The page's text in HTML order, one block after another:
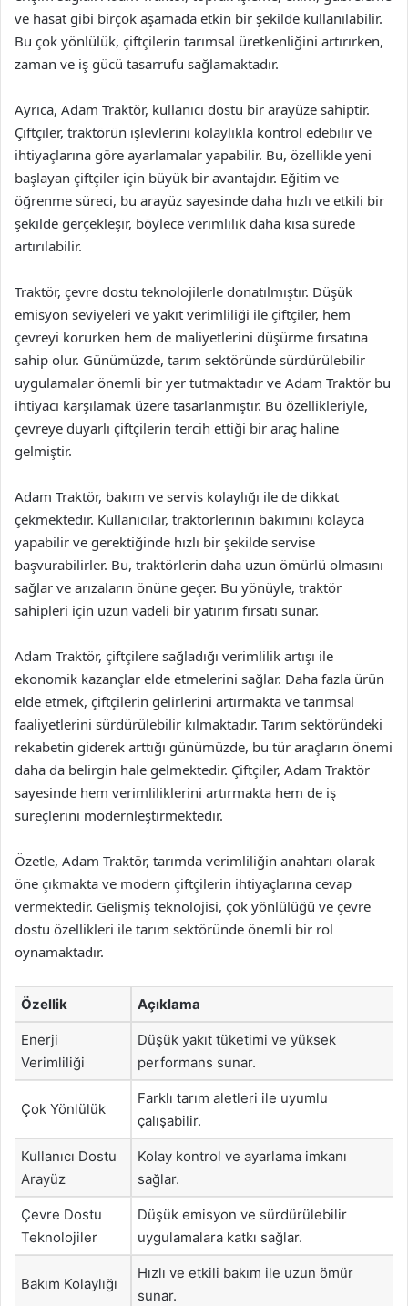
ve hasat gibi birçok aşamada etkin bir şekilde kullanılabilir.
Bu çok yönlülük, çiftçilerin tarımsal üretkenliğini artırırken,
zaman ve iş gücü tasarrufu sağlamaktadır.
Ayrıca, Adam Traktör, kullanıcı dostu bir arayüze sahiptir.
Çiftçiler, traktörün işlevlerini kolaylıkla kontrol edebilir ve
ihtiyaçlarına göre ayarlamalar yapabilir. Bu, özellikle yeni
başlayan çiftçiler için büyük bir avantajdır. Eğitim ve
öğrenme süreci, bu arayüz sayesinde daha hızlı ve etkili bir
şekilde gerçekleşir, böylece verimlilik daha kısa sürede
artırılabilir.
Traktör, çevre dostu teknolojilerle donatılmıştır. Düşük
emisyon seviyeleri ve yakıt verimliliği ile çiftçiler, hem
çevreyi korurken hem de maliyetlerini düşürme fırsatına
sahip olur. Günümüzde, tarım sektöründe sürdürülebilir
uygulamalar önemli bir yer tutmaktadır ve Adam Traktör bu
ihtiyacı karşılamak üzere tasarlanmıştır. Bu özellikleriyle,
çevreye duyarlı çiftçilerin tercih ettiği bir araç haline
gelmiştir.
Adam Traktör, bakım ve servis kolaylığı ile de dikkat
çekmektedir. Kullanıcılar, traktörlerinin bakımını kolayca
yapabilir ve gerektiğinde hızlı bir şekilde servise
başvurabilirler. Bu, traktörlerin daha uzun ömürlü olmasını
sağlar ve arızaların önüne geçer. Bu yönüyle, traktör
sahipleri için uzun vadeli bir yatırım fırsatı sunar.
Adam Traktör, çiftçilere sağladığı verimlilik artışı ile
ekonomik kazançlar elde etmelerini sağlar. Daha fazla ürün
elde etmek, çiftçilerin gelirlerini artırmakta ve tarımsal
faaliyetlerini sürdürülebilir kılmaktadır. Tarım sektöründeki
rekabetin giderek arttığı günümüzde, bu tür araçların önemi
daha da belirgin hale gelmektedir. Çiftçiler, Adam Traktör
sayesinde hem verimliliklerini artırmakta hem de iş
süreçlerini modernleştirmektedir.
Özetle, Adam Traktör, tarımda verimliliğin anahtarı olarak
öne çıkmakta ve modern çiftçilerin ihtiyaçlarına cevap
vermektedir. Gelişmiş teknolojisi, çok yönlülüğü ve çevre
dostu özellikleri ile tarım sektöründe önemli bir rol
oynamaktadır.
Özellik Açıklama
Enerji
Verimliliği
Düşük yakıt tüketimi ve yüksek
performans sunar.
Çok Yönlülük
Farklı tarım aletleri ile uyumlu
çalışabilir.
Kullanıcı Dostu
Arayüz
Kolay kontrol ve ayarlama imkanı
sağlar.
Çevre Dostu
Teknolojiler
Düşük emisyon ve sürdürülebilir
uygulamalara katkı sağlar.
Bakım Kolaylığı
Hızlı ve etkili bakım ile uzun ömür
sunar.